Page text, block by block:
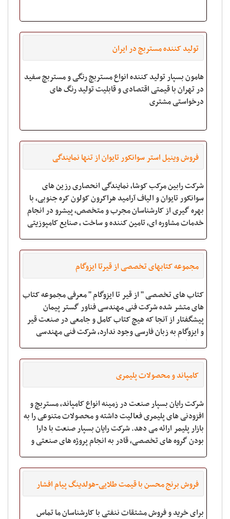
تولید کننده مستربچ در ایران
هامون بسپار تولید کننده انواع مستربچ رنگی و مستربچ سفید
در تهران با قیمتی اقتصادی و قابلیت تولید رنگ های
درخواستی مشتری
فروش وینیل استر سوانکور تایوان از تنها نمایندگی
شرکت رابین مرکب کوشا، نمایندگی انحصاری رزین های
سوانکور تایوان و الیاف آرامید هراکرون کولون کره جنوبی، با
بهره گیری از کارشناسان مجرب و متخصص، پیشرو در انجام
خدمات مشاوره ای، تامین کننده و ساخت ، صنایع کامپوزیتی
مجموعه کتابهای تخصصی از قیرتا ایزوگام
کتاب های تخصصی '' از قیر تا ایزوگام '' معرفی مجموعه کتاب
های متشر شده شرکت فنی مهندسی فناور گستر پیمان
پیشگفتار از آنجا که هیچ کتاب کامل و جامعی در صنعت قیر
و ایزوگام به زبان فارسی وجود ندارد، شرکت فنی مهندسی
فناور گستر پیمان ا
کامپاند و محصولات پلیمری
شرکت رایان بسپار صنعت در زمینه انواع کامپاند، مستربچ و
افزودنی های پلیمری فعالیت داشته و محصولات متنوعی را به
بازار پلیمر ارائه می دهد. شرکت رایان بسپار صنعت با دارا
بودن گروه های تخصصی، قادر به انجام پروژه های صنعتی و
فروش برنج محسن با قیمت طلایی-هولدینگ پیام افشار
برای خرید و فروش مشتقات ننفتی با کارشناسان ما تماس